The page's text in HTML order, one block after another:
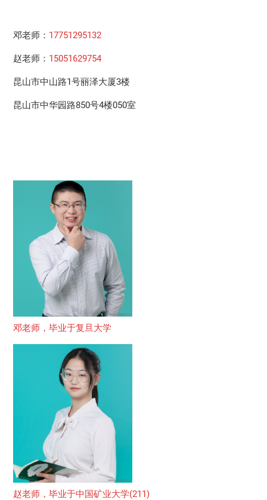
邓老师： 17751295132
赵老师： 15051629754
昆山市中山路1号丽泽大厦3楼
昆山市中华园路850号4楼050室
邓老师，毕业于复旦大学
赵老师，毕业于中国矿业大学(211)